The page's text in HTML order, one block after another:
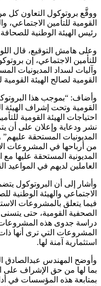
ووقَّع بروتوكول التعاون كل
القومية للتأمين
رئيس الهيئة الوطنية
وعلى هامش التوقيع، قال
للتأمين الاجتماعي، إن
وآليات لسداد المديونيات
القومية لصالح الهيئة
وأضاف: “بموجب هذا
القومية وتحت إشراف الهيئة
احتياجات الهيئة القومية
المديونيات المستحقة
من أرباحها في المشروعات
المديونية المستحقة عليها
العاملين لديهم في المواعيد
وأشار إلى أن البروتوكول
الاجتماعي والهيئة الوطنية
فيما يتعلق بالمشروعات
الصحفية القومية، حتى يتسنى
دراسة جدوى هذه
المشروعات التي ترى أنها
استثمارية آمنة لها.
وأوضح المهندس عبدالصادق
بما لها من حق الإشراف
بمتابعة هذه المؤسسات في أداء